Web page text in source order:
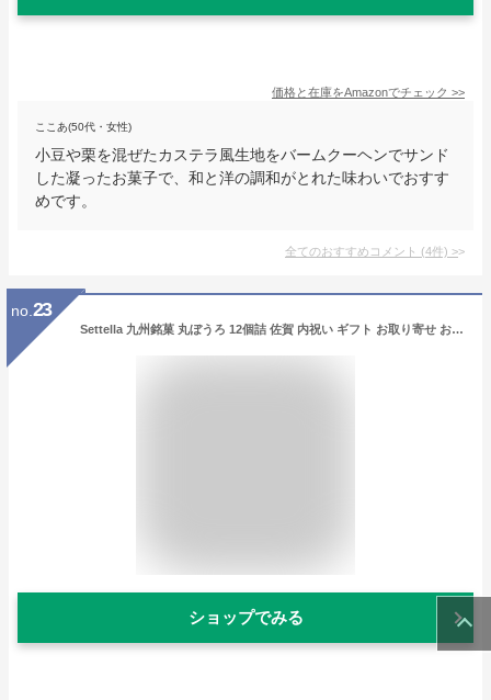
価格と在庫をAmazonでチェック >>
ここあ(50代・女性)
小豆や栗を混ぜたカステラ風生地をバームクーヘンでサンド
した凝ったお菓子で、和と洋の調和がとれた味わいでおすす
めです。
全てのおすすめコメント (4件) >
no. 23
Settella 九州銘菓 丸ぼうろ 12個詰 佐賀 内祝い ギフト お取り寄せ お土産 プレゼント
ショップでみる